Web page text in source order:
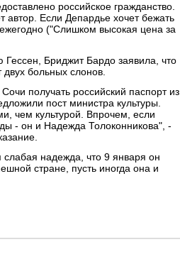
российское гражданство.
автор. Если Депардье хочет бежать
("Слишком высокая цена за
Гессен, Бриджит Бардо заявила, что
больных слонов.
получать российский паспорт из
пост министра культуры.
чем культурой. Впрочем, если
- он и Надежда Толоконникова", -
слабая надежда, что 9 января он
стране, пусть иногда она и